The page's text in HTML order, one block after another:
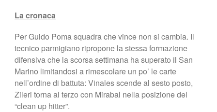
La cronaca
Per Guido Poma squadra che vince non si cambia. Il
tecnico parmigiano ripropone la stessa formazione
difensiva che la scorsa settimana ha superato il San
Marino limitandosi a rimescolare un po’ le carte
nell’ordine di battuta: Vinales scende al sesto posto,
Zileri torna al terzo con Mirabal nella posizione del
“clean up hitter”.